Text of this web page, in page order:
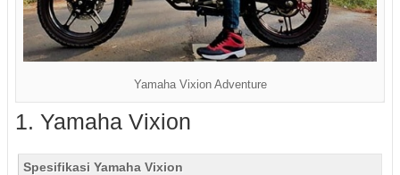
Yamaha Vixion Adventure
1. Yamaha Vixion
Spesifikasi Yamaha Vixion